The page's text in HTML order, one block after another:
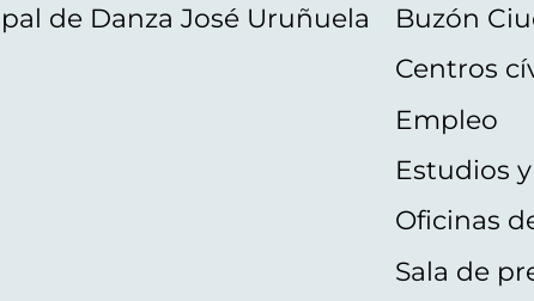
de Danza José Uruñuela
Buzón
Centros
Empleo
Estudios
Oficinas
Sala de